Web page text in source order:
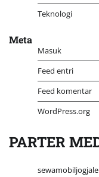
Teknologi
Meta
Masuk
Feed entri
Feed komentar
WordPress.org
PARTER